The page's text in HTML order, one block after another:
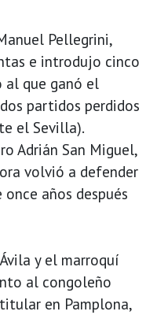
Pellegrini,
e introdujo cinco
al que ganó el
partidos perdidos
el Sevilla).
Adrián San Miguel,
volvió a defender
años después
y el marroquí
al congoleño
en Pamplona,